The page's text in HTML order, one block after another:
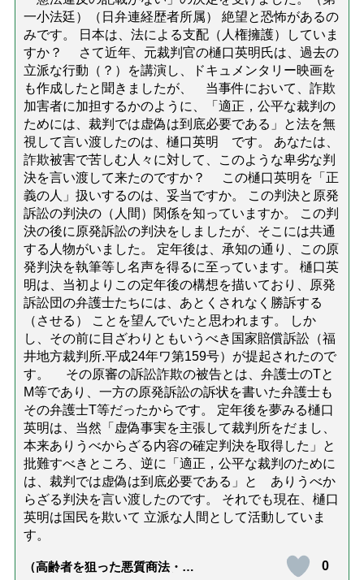
一小法廷）（日弁連経歴者所属） 絶望と恐怖があるの
みです。 日本は、法による支配（人権擁護）していま
すか？ さて近年、元裁判官の樋口英明氏は、過去の
立派な行動（？）を講演し、ドキュメンタリー映画を
も作成したと聞きましたが、 当事件において、詐欺
加害者に加担するかのように、「適正，公平な裁判の
ためには、裁判では虚偽は到底必要である」と法を無
視して言い渡したのは、樋口英明 です。 あなたは、
詐欺被害で苦しむ人々に対して、このような卑劣な判
決を言い渡して来たのですか？ この樋口英明を「正
義の人」扱いするのは、妥当ですか。 この判決と原発
訴訟の判決の（人間）関係を知っていますか。 この判
決の後に原発訴訟の判決をしましたが、そこには共通
する人物がいました。 定年後は、承知の通り、この原
発判決を執筆等し名声を得るに至っています。 樋口英
明は、当初よりこの定年後の構想を描いており、原発
訴訟団の弁護士たちには、あとくされなく勝訴する
（させる） ことを望んでいたと思われます。 しか
し、その前に目ざわりともいうべき国家賠償訴訟（福
井地方裁判所.平成24年ワ第159号）が提起されたので
す。 その原審の訴訟詐欺の被告とは、弁護士のTと
M等であり、一方の原発訴訟の訴状を書いた弁護士も
その弁護士T等だったからです。 定年後を夢みる樋口
英明は、当然「虚偽事実を主張して裁判所をだまし、
本来ありうべからざる内容の確定判決を取得した」と
批難すべきところ、逆に「適正，公平な裁判のために
は、裁判では虚偽は到底必要である」と ありうべか
らざる判決を言い渡したのです。 それでも現在、樋口
英明は国民を欺いて 立派な人間として活動していま
す。
（高齢者を狙った悪質商法・訪
0